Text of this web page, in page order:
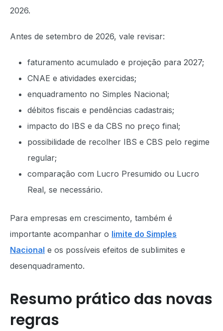
2026.
Antes de setembro de 2026, vale revisar:
faturamento acumulado e projeção para 2027;
CNAE e atividades exercidas;
enquadramento no Simples Nacional;
débitos fiscais e pendências cadastrais;
impacto do IBS e da CBS no preço final;
possibilidade de recolher IBS e CBS pelo regime
regular;
comparação com Lucro Presumido ou Lucro
Real, se necessário.
Para empresas em crescimento, também é
importante acompanhar o limite do Simples
Nacional e os possíveis efeitos de sublimites e
desenquadramento.
Resumo prático das novas
regras